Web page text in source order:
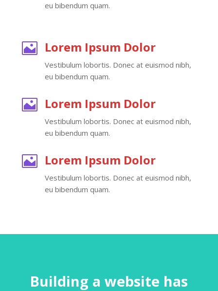
eu bibendum quam.
 Lorem Ipsum Dolor
Vestibulum lobortis. Donec at euismod nibh,
eu bibendum quam.
 Lorem Ipsum Dolor
Vestibulum lobortis. Donec at euismod nibh,
eu bibendum quam.
 Lorem Ipsum Dolor
Vestibulum lobortis. Donec at euismod nibh,
eu bibendum quam.
Building a website has